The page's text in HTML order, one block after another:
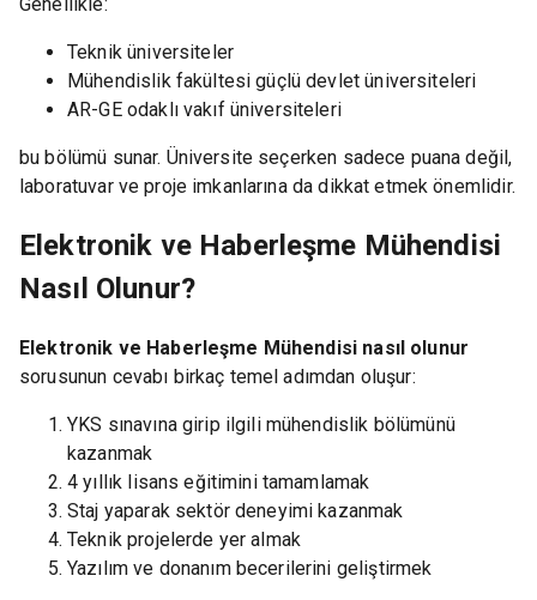
Teknik üniversiteler
Mühendislik fakültesi güçlü devlet üniversiteleri
AR-GE odaklı vakıf üniversiteleri
bu bölümü sunar. Üniversite seçerken sadece puana değil,
laboratuvar ve proje imkanlarına da dikkat etmek önemlidir.
Elektronik ve Haberleşme Mühendisi
Nasıl Olunur?
Elektronik ve Haberleşme Mühendisi nasıl olunur
sorusunun cevabı birkaç temel adımdan oluşur:
YKS sınavına girip ilgili mühendislik bölümünü
kazanmak
4 yıllık lisans eğitimini tamamlamak
Staj yaparak sektör deneyimi kazanmak
Teknik projelerde yer almak
Yazılım ve donanım becerilerini geliştirmek